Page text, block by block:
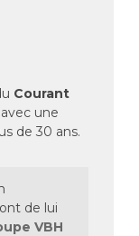
Courant
une
de 30 ans.
de lui
VBH